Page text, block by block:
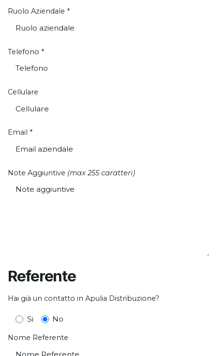
Ruolo Aziendale *
Telefono *
Cellulare
Email *
Note Aggiuntive (max 255 caratteri)
Referente
Hai già un contatto in Apulia Distribuzione?
Si No
Nome Referente